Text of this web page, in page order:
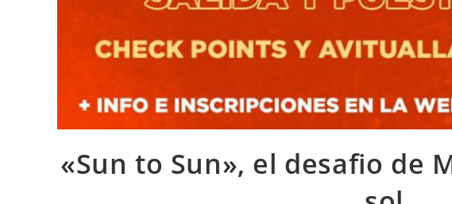
«Sun to Sun», el desafio de